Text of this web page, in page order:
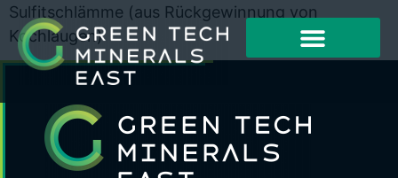
Sulfitschlämme (aus Rückgewinnung von
Kochlaugen)